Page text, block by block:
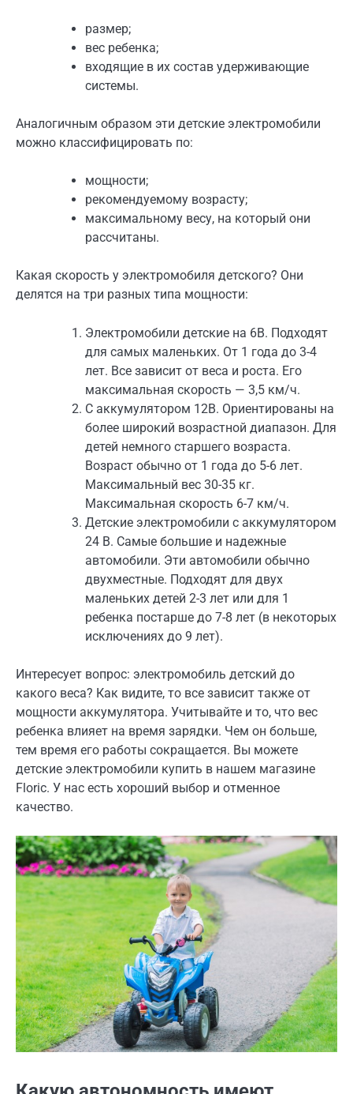
размер;
вес ребенка;
входящие в их состав удерживающие
системы.
Аналогичным образом эти детские электромобили
можно классифицировать по:
мощности;
рекомендуемому возрасту;
максимальному весу, на который они
рассчитаны.
Какая скорость у электромобиля детского? Они
делятся на три разных типа мощности:
Электромобили детские на 6В. Подходят
для самых маленьких. От 1 года до 3-4
лет. Все зависит от веса и роста. Его
максимальная скорость — 3,5 км/ч.
С аккумулятором 12В. Ориентированы на
более широкий возрастной диапазон. Для
детей немного старшего возраста.
Возраст обычно от 1 года до 5-6 лет.
Максимальный вес 30-35 кг.
Максимальная скорость 6-7 км/ч.
Детские электромобили с аккумулятором
24 В. Самые большие и надежные
автомобили. Эти автомобили обычно
двухместные. Подходят для двух
маленьких детей 2-3 лет или для 1
ребенка постарше до 7-8 лет (в некоторых
исключениях до 9 лет).
Интересует вопрос: электромобиль детский до
какого веса? Как видите, то все зависит также от
мощности аккумулятора. Учитывайте и то, что вес
ребенка влияет на время зарядки. Чем он больше,
тем время его работы сокращается. Вы можете
детские электромобили купить в нашем магазине
Floric. У нас есть хороший выбор и отменное
качество.